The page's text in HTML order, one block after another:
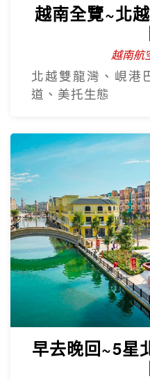
越南全覽~北
越南航
北越雙龍灣、峴港
道、美托生態
早去晚回~5星